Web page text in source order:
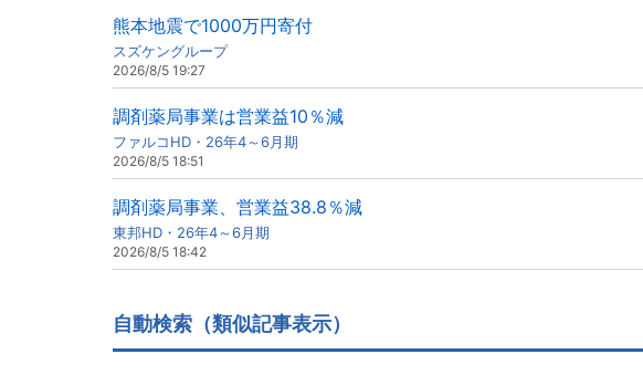
熊本地震で1000万円寄付
スズケングループ
2026/8/5 19:27
調剤薬局事業は営業益10％減
ファルコHD・26年4～6月期
2026/8/5 18:51
調剤薬局事業、営業益38.8％減
東邦HD・26年4～6月期
2026/8/5 18:42
自動検索（類似記事表示）